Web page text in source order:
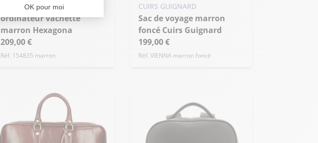
OK pour moi
ordinateur vachette
marron Hexagona
209,00 €
Réf. 154835 marron
CUIRS GUIGNARD
Sac de voyage marron
foncé Cuirs Guignard
199,00 €
Réf. VIENNA marron foncé